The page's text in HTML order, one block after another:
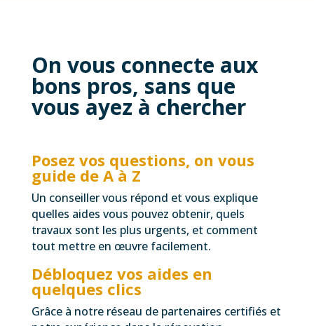
On vous connecte aux
bons pros, sans que
vous ayez à chercher
Posez vos questions, on vous
guide de A à Z
Un conseiller vous répond et vous explique
quelles aides vous pouvez obtenir, quels
travaux sont les plus urgents, et comment
tout mettre en œuvre facilement.
Débloquez vos aides en
quelques clics
Grâce à notre réseau de partenaires certifiés et